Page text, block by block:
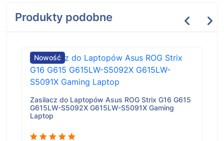
Produkty podobne
Nowość
Zasilacz do Laptopów Asus ROG Strix G16 G615
G615LW-S5092X G615LW-S5091X Gaming
Laptop